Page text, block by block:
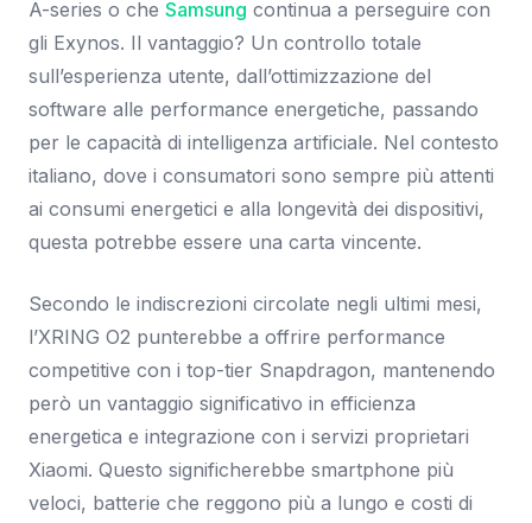
A-series o che Samsung continua a perseguire con
gli Exynos. Il vantaggio? Un controllo totale
sull’esperienza utente, dall’ottimizzazione del
software alle performance energetiche, passando
per le capacità di intelligenza artificiale. Nel contesto
italiano, dove i consumatori sono sempre più attenti
ai consumi energetici e alla longevità dei dispositivi,
questa potrebbe essere una carta vincente.
Secondo le indiscrezioni circolate negli ultimi mesi,
l’XRING O2 punterebbe a offrire performance
competitive con i top-tier Snapdragon, mantenendo
però un vantaggio significativo in efficienza
energetica e integrazione con i servizi proprietari
Xiaomi. Questo significherebbe smartphone più
veloci, batterie che reggono più a lungo e costi di